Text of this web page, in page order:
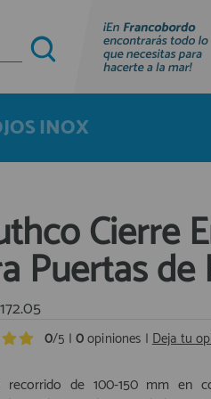
podrás
tus pedidos y
INOX
Cierre
Puertas
0/5 | 0opiniones | Deja tu
recorrido de 100-150 mm en